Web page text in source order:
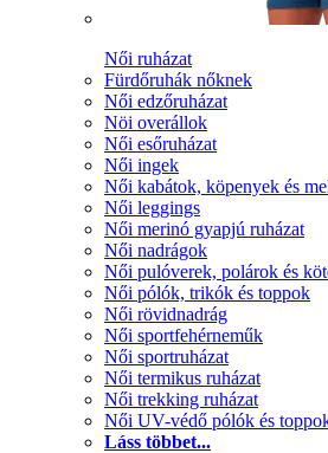
Női ruházat
Fürdőruhák nőknek
Női edzőruházat
Nöi overállok
Női esőruházat
Női ingek
Női kabátok, köpenyek és
Női leggings
Női merinó gyapjú ruházat
Női nadrágok
Női pulóverek, polárok és
Női pólók, trikók és toppok
Női rövidnadrág
Női sportfehérneműk
Női sportruházat
Női termikus ruházat
Női trekking ruházat
Női UV-védő pólók és
Láss többet...